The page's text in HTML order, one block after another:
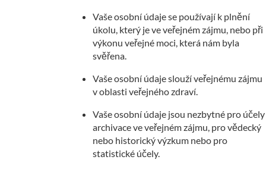
Vaše osobní údaje se používají k plnění
úkolu, který je ve veřejném zájmu, nebo při
výkonu veřejné moci, která nám byla
svěřena.
Vaše osobní údaje slouží veřejnému zájmu
v oblasti veřejného zdraví.
Vaše osobní údaje jsou nezbytné pro účely
archivace ve veřejném zájmu, pro vědecký
nebo historický výzkum nebo pro
statistické účely.